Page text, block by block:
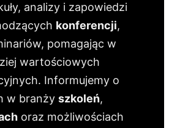
analizy i zapowiedzi
konferencji,
pomagając w
wartościowych
Informujemy o
w branży szkoleń,
oraz możliwościach